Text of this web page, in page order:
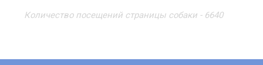
Количество посещений страницы собаки - 6640